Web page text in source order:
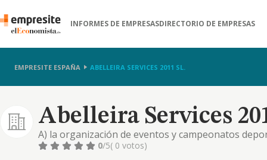
INFORMES DE EMPRESASDIRECTORIO DE EMPRESAS
EMPRESITE ESPAÑA ABELLEIRA SERVICES 2011 SL.
Abelleira Services
A) la organización de eventos y campeonatos
educativos o de esparcimiento, la realización y
0/5( 0 votos)